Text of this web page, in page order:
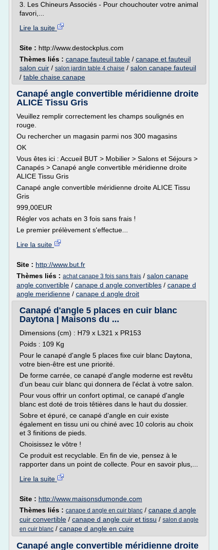
3. Les Chineurs Associés - Pour chouchouter votre animal
favori,...
Lire la suite
Site : http://www.destockplus.com
Thèmes liés : canape fauteuil table / canape et fauteuil
salon cuir / salon jardin table 4 chaise / salon canape fauteuil
/ table chaise canape
Canapé angle convertible méridienne droite
ALICE Tissu Gris
Veuillez remplir correctement les champs soulignés en
rouge.
Ou rechercher un magasin parmi nos 300 magasins
OK
Vous êtes ici : Accueil BUT > Mobilier > Salons et Séjours >
Canapés > Canapé angle convertible méridienne droite
ALICE Tissu Gris
Canapé angle convertible méridienne droite ALICE Tissu
Gris
999,00EUR
Régler vos achats en 3 fois sans frais !
Le premier prélèvement s'effectue...
Lire la suite
Site : http://www.but.fr
Thèmes liés : achat canape 3 fois sans frais / salon canape
angle convertible / canape d angle convertibles / canape d
angle meridienne / canape d angle droit
Canapé d'angle 5 places en cuir blanc
Daytona | Maisons du ...
Dimensions (cm) : H79 x L321 x PR153
Poids : 109 Kg
Pour le canapé d'angle 5 places fixe cuir blanc Daytona,
votre bien-être est une priorité.
De forme carrée, ce canapé d'angle moderne est revêtu
d'un beau cuir blanc qui donnera de l'éclat à votre salon.
Pour vous offrir un confort optimal, ce canapé d'angle
blanc est doté de trois têtières dans le haut du dossier.
Sobre et épuré, ce canapé d'angle en cuir existe
également en tissu uni ou chiné avec 10 coloris au choix
et 3 finitions de pieds.
Choisissez le vôtre !
Ce produit est recyclable. En fin de vie, pensez à le
rapporter dans un point de collecte. Pour en savoir plus,...
Lire la suite
Site : http://www.maisonsdumonde.com
Thèmes liés : canape d angle en cuir blanc / canape d angle
cuir convertible / canape d angle cuir et tissu / salon d angle
en cuir blanc / canape d angle en cuire
Canapé angle convertible méridienne droite